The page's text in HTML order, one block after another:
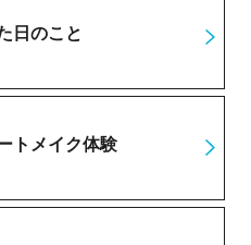
日のこと
トメイク体験